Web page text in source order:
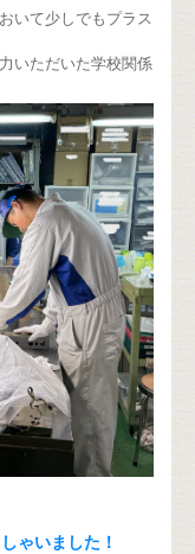
いて少しでもプラス
いただいた学校関係
ゃいました！